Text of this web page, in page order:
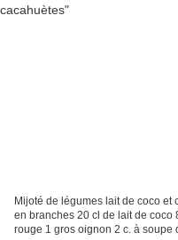
Mijoté de légumes lait de coco et
en branches 20 cl de lait de coco
rouge 1 gros oignon 2 c. à soupe